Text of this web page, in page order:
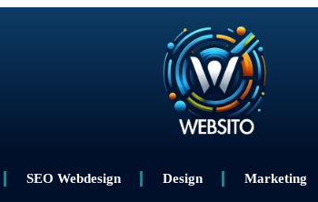
SEO Webdesign Design Marketing